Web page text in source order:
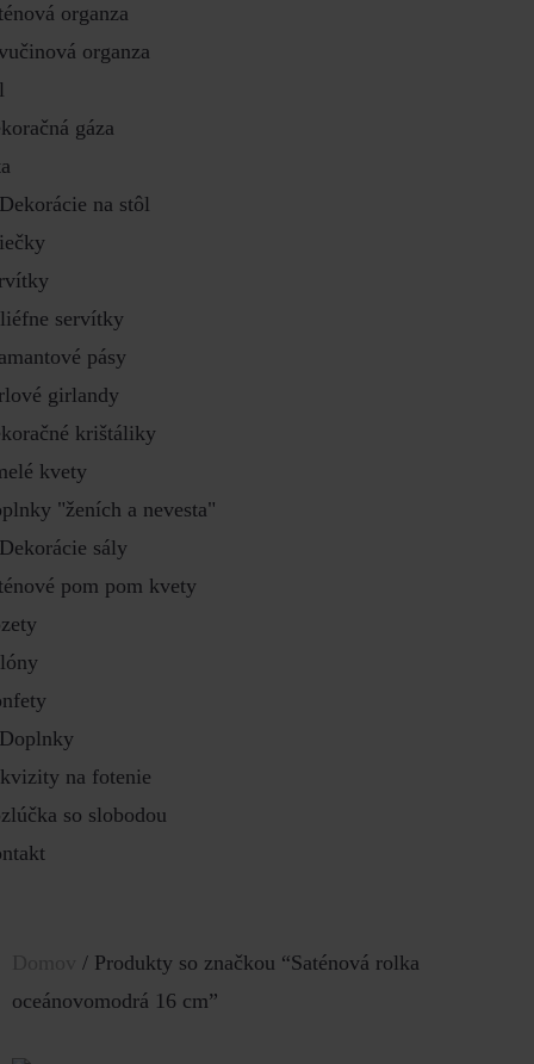
organza
organza
gáza
Dekorácie na stôl
servítky
pásy
girlandy
krištáliky
kvety
"ženích a nevesta"
Dekorácie sály
pom pom kvety
Doplnky
na fotenie
so slobodou
/ Produkty so značkou “Saténová rolka
oceánovomodrá 16 cm”